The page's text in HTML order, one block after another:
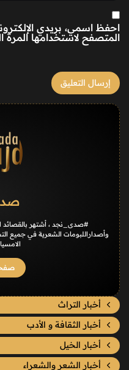
احفظ اسمي، بريدي
المتصفح لاستخدامها المرة
#صدى_نجد ، أشتهر بالقصائد
وأصداراللبومات الشعرية في جميع
أخبار التراث
أخبار الثقافة و الأدب
أخبار الخيل
أخبار الشعر والشعراء